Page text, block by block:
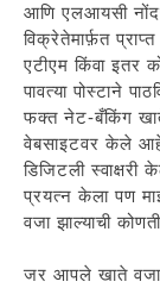
आणि एलआयसी
विक्रेतेमार्फ़त
एटीएम किंवा इतर
पावत्या पोस्टाने
फक्त नेट-बँकिंग खाते
वेबसाइटवर केले
डिजिटली स्वाक्षरी
प्रयत्न केला पण
वजा झाल्याची
जर आपले खाते वजा